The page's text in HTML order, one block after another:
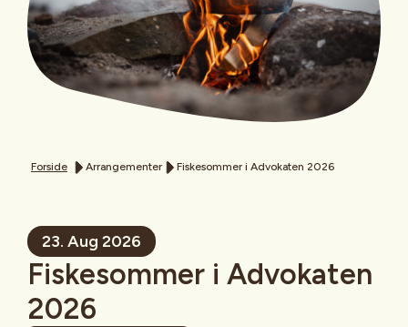
Forside Arrangementer Fiskesommer i Advokaten 2026
23. Aug 2026
Fiskesommer i Advokaten
2026